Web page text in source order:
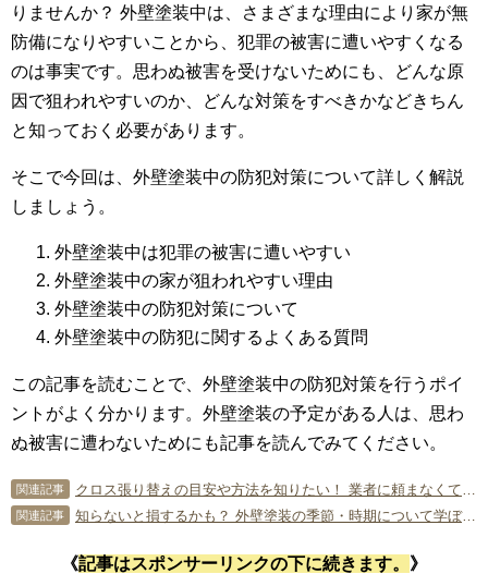
りませんか？ 外壁塗装中は、さまざまな理由により家が無
防備になりやすいことから、犯罪の被害に遭いやすくなる
のは事実です。思わぬ被害を受けないためにも、どんな原
因で狙われやすいのか、どんな対策をすべきかなどきちん
と知っておく必要があります。
そこで今回は、外壁塗装中の防犯対策について詳しく解説
しましょう。
外壁塗装中は犯罪の被害に遭いやすい
外壁塗装中の家が狙われやすい理由
外壁塗装中の防犯対策について
外壁塗装中の防犯に関するよくある質問
この記事を読むことで、外壁塗装中の防犯対策を行うポイ
ントがよく分かります。外壁塗装の予定がある人は、思わ
ぬ被害に遭わないためにも記事を読んでみてください。
関連記事 クロス張り替えの目安や方法を知りたい！ 業者に頼まなくても可能？
関連記事 知らないと損するかも？ 外壁塗装の季節・時期について学ぼう！
《記事はスポンサーリンクの下に続きます。 》